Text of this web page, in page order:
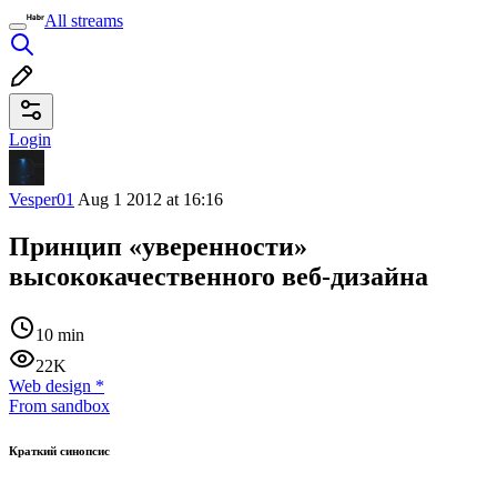
All streams
Login
Vesper01 Aug 1 2012 at 16:16
Принцип «уверенности»
высококачественного веб-дизайна
10 min
22K
Web design *
From sandbox
Краткий синопсис